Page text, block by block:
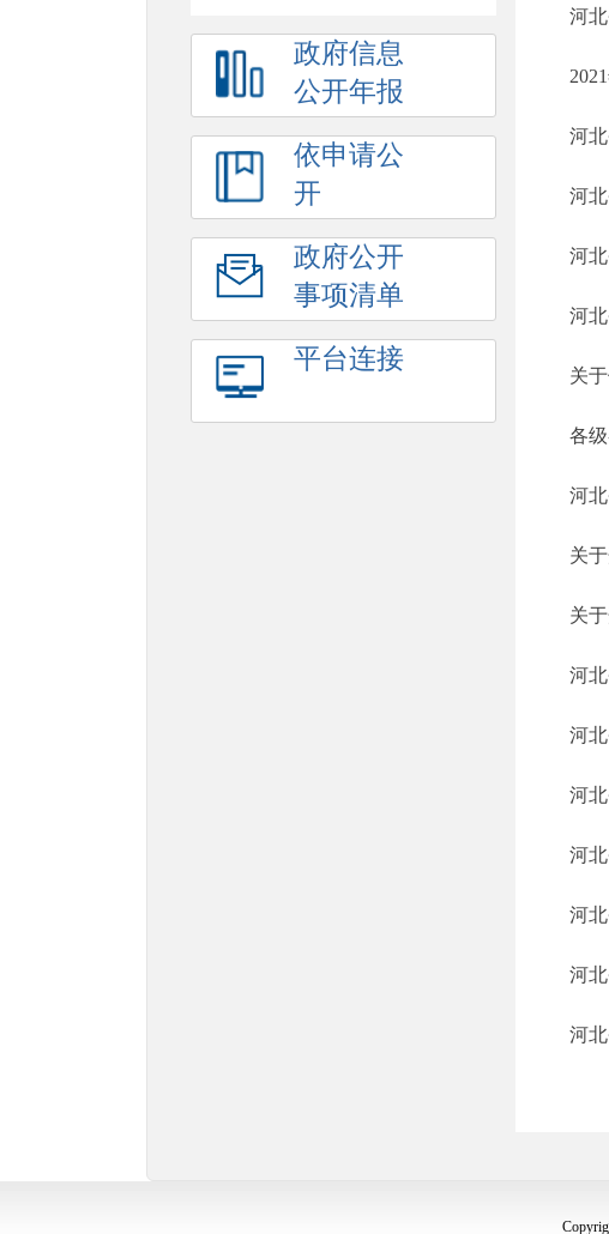
政府信息
公开年报
依申请公
开
政府公开
事项清单
平台连接
河
河
河
河
河
关
各
河
关
关
河
河
河
河
河
河
河